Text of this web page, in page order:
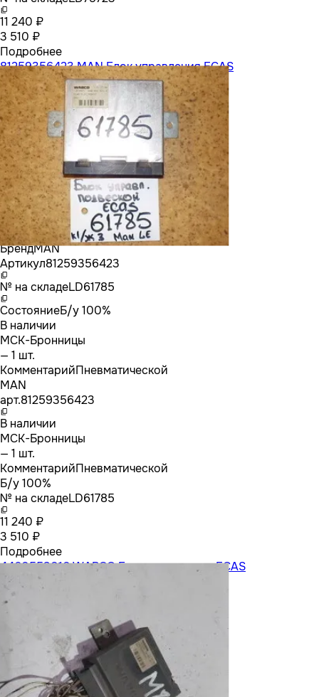
11 240 ₽
3 510 ₽
Подробнее
81259356423 MAN Блок управления ECAS
БрендMAN
Артикул81259356423
№ на складеLD61785
СостояниеБ/у 100%
В наличии
МСК-Бронницы
— 1 шт.
КомментарийПневматической
MAN
арт.81259356423
В наличии
МСК-Бронницы
— 1 шт.
КомментарийПневматической
Б/у 100%
№ на складеLD61785
11 240 ₽
3 510 ₽
Подробнее
4460553010 WABCO Блок управления ECAS